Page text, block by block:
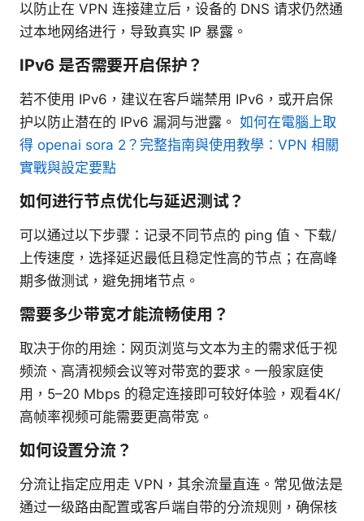
以防止在 VPN 连接建立后，设备的 DNS 请求仍然通
过本地网络进行，导致真实 IP 暴露。
IPv6 是否需要开启保护？
若不使用 IPv6，建议在客户端禁用 IPv6，或开启保
护以防止潜在的 IPv6 漏洞与泄露。 如何在電腦上取
得 openai sora 2？完整指南與使用教學：VPN 相關
實戰與設定要點
如何进行节点优化与延迟测试？
可以通过以下步骤：记录不同节点的 ping 值、下载/
上传速度，选择延迟最低且稳定性高的节点；在高峰
期多做测试，避免拥堵节点。
需要多少带宽才能流畅使用？
取决于你的用途：网页浏览与文本为主的需求低于视
频流、高清视频会议等对带宽的要求。一般家庭使
用，5–20 Mbps 的稳定连接即可较好体验，观看4K/
高帧率视频可能需要更高带宽。
如何设置分流？
分流让指定应用走 VPN，其余流量直连。常见做法是
通过一级路由配置或客户端自带的分流规则，确保核